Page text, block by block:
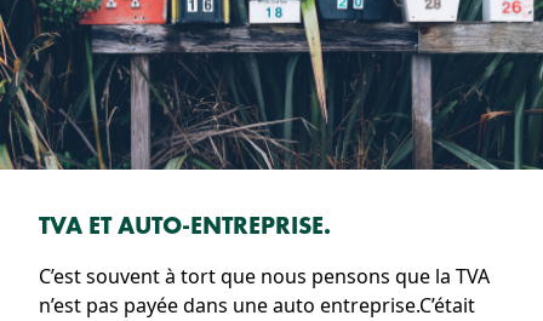
TVA ET AUTO-ENTREPRISE.
C’est souvent à tort que nous pensons que la TVA
n’est pas payée dans une auto entreprise.C’était